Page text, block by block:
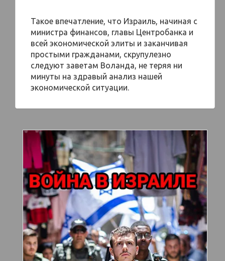
Такое впечатление, что Израиль, начиная с
министра финансов, главы Центробанка и
всей экономической элиты и заканчивая
простыми гражданами, скрупулезно
следуют заветам Воланда, не теряя ни
минуты на здравый анализ нашей
экономической ситуации.